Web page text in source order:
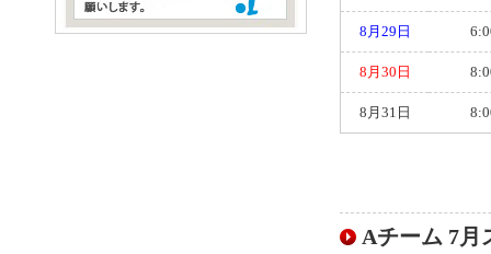
8月29日
8月30日
8月31日
Aチーム 7月